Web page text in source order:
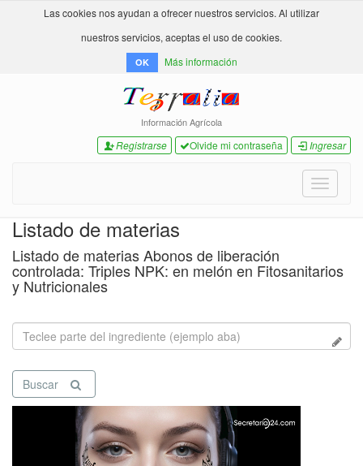
Las cookies nos ayudan a ofrecer nuestros servicios. Al utilizar
nuestros servicios, aceptas el uso de cookies.
OK Más información
Información Agrícola
Registrarse Olvide mi contraseña Ingresar
Toggle
Listado de materias
Listado de materias Abonos de liberación
controlada: Triples NPK: en melón en Fitosanitarios
y Nutricionales
Buscar